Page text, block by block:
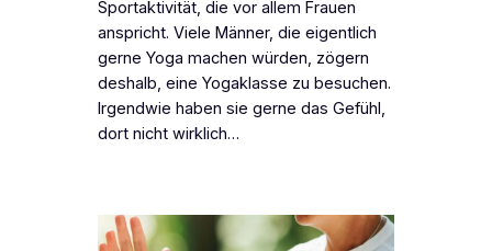
Sportaktivität, die vor allem Frauen
anspricht. Viele Männer, die eigentlich
gerne Yoga machen würden, zögern
deshalb, eine Yogaklasse zu besuchen.
Irgendwie haben sie gerne das Gefühl,
dort nicht wirklich…